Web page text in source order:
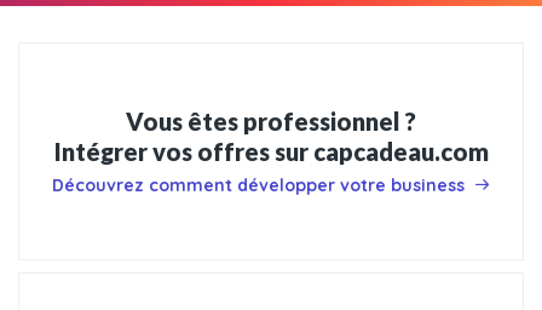
Vous êtes professionnel ?
Intégrer vos offres sur capcadeau.com
Découvrez comment développer votre business